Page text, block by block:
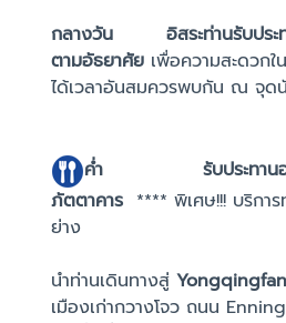
กลางวัน อิสระท่านรับประท
ตามอัธยาศัย เพื่อความสะดวกใ
ได้เวลาอันสมควรพบกัน ณ จุด
ค่ำ
รับประทา
ภัตตาคาร **** พิเศษ!!! บริกา
ย่าง
นำท่านเดินทางสู่
เมืองเก่ากวางโจว ถนน